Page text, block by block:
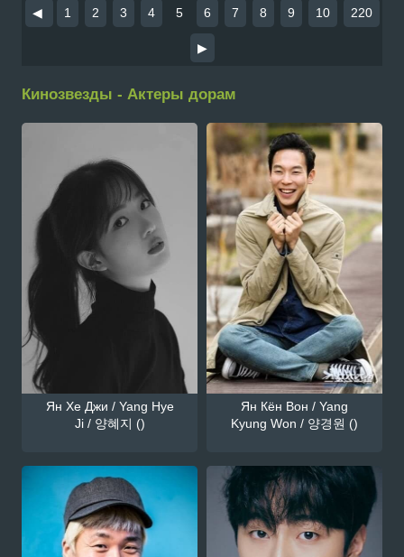
◀ 1 2 3 4 5 6 7 8 9 10 220
▶
Кинозвезды - Актеры дорам
Ян Хе Джи / Yang Hye
Ji / 양혜지 ()
Ян Кён Вон / Yang
Kyung Won / 양경원 ()